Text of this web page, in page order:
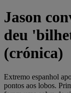
Jason
deu
(crónica)
Extremo espanhol
pontos aos lobos.